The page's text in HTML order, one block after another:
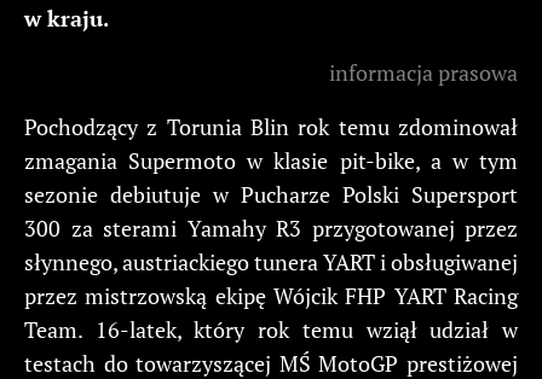
w kraju.
informacja prasowa
Pochodzący z Torunia Blin rok temu zdominował
zmagania Supermoto w klasie pit-bike, a w tym
sezonie debiutuje w Pucharze Polski Supersport
300 za sterami Yamahy R3 przygotowanej przez
słynnego, austriackiego tunera YART i obsługiwanej
przez mistrzowską ekipę Wójcik FHP YART Racing
Team. 16-latek, który rok temu wziął udział w
testach do towarzyszącej MŚ MotoGP prestiżowej